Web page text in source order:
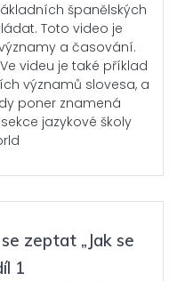
španělských
Toto video je
a časování.
videu je také příklad
významů slovesa, a
poner znamená
jazykové školy
zeptat „Jak se
1